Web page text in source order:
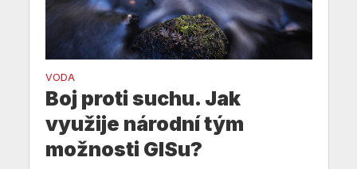
VODA
Boj proti suchu. Jak
využije národní tým
možnosti GISu?